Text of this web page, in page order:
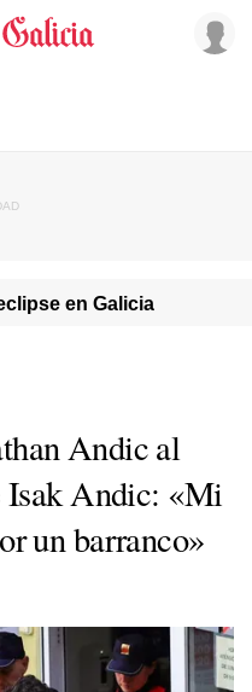
en Galicia
Andic al
Isak Andic: «Mi
un barranco»